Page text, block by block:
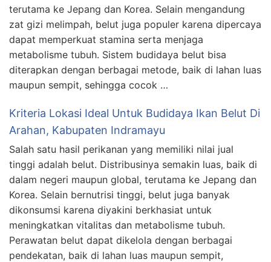
terutama ke Jepang dan Korea. Selain mengandung
zat gizi melimpah, belut juga populer karena dipercaya
dapat memperkuat stamina serta menjaga
metabolisme tubuh. Sistem budidaya belut bisa
diterapkan dengan berbagai metode, baik di lahan luas
maupun sempit, sehingga cocok …
Kriteria Lokasi Ideal Untuk Budidaya Ikan Belut Di
Arahan, Kabupaten Indramayu
Salah satu hasil perikanan yang memiliki nilai jual
tinggi adalah belut. Distribusinya semakin luas, baik di
dalam negeri maupun global, terutama ke Jepang dan
Korea. Selain bernutrisi tinggi, belut juga banyak
dikonsumsi karena diyakini berkhasiat untuk
meningkatkan vitalitas dan metabolisme tubuh.
Perawatan belut dapat dikelola dengan berbagai
pendekatan, baik di lahan luas maupun sempit,